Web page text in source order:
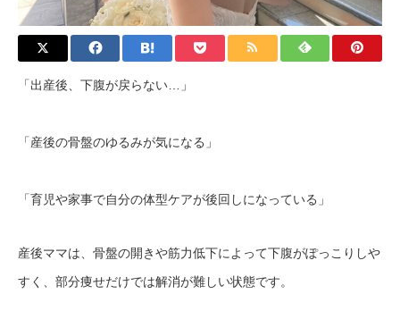
「出産後、下腹が戻らない…」
「産後の骨盤のゆるみが気になる」
「育児や家事で自分の体型ケアが後回しになっている」
産後ママは、骨盤の開きや筋力低下によって下腹がぽっこりしや
すく、部分痩せだけでは解消が難しい状態です。